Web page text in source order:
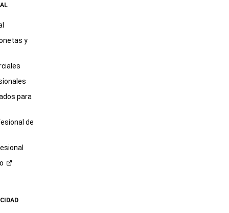
y
para
de